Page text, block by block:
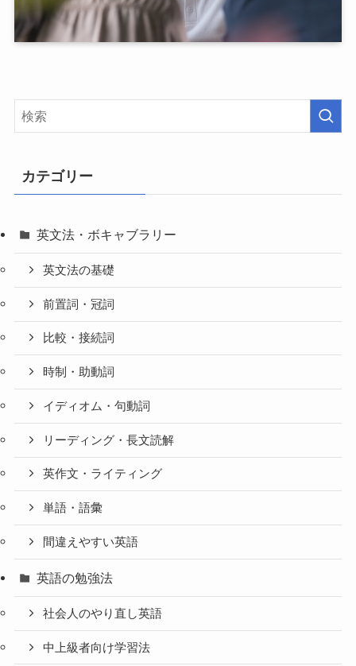
カテゴリー
英文法・ボキャブラリー
英文法の基礎
前置詞・冠詞
比較・接続詞
時制・助動詞
イディオム・句動詞
リーディング・長文読解
英作文・ライティング
単語・語彙
間違えやすい英語
英語の勉強法
社会人のやり直し英語
中上級者向け学習法